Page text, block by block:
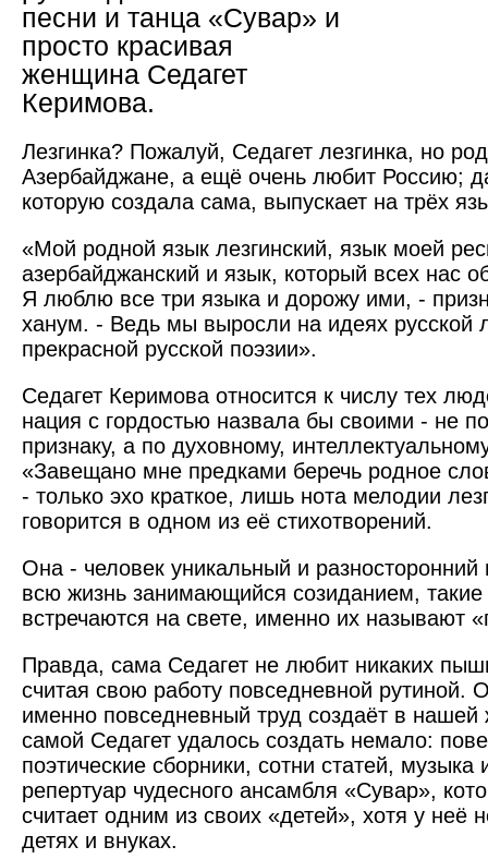
песни и танца «Сувар» и
просто красивая
женщина Седагет
Керимова.
Лезгинка? Пожалуй, Седагет лезгинка, но
Азербайджане, а ещё очень любит Россию;
которую создала сама, выпускает на трёх
«Мой родной язык лезгинский, язык моей
азербайджанский и язык, который всех нас
Я люблю все три языка и дорожу ими, -
ханум. - Ведь мы выросли на идеях русской
прекрасной русской поэзии».
Седагет Керимова относится к числу тех
нация с гордостью назвала бы своими - не
признаку, а по духовному,
«Завещано мне предками беречь родное
- только эхо краткое, лишь нота мелодии
говорится в одном из её стихотворений.
Она - человек уникальный и разносторонний
всю жизнь занимающийся созиданием,
встречаются на свете, именно их называют
Правда, сама Седагет не любит никаких
считая свою работу повседневной рутиной.
именно повседневный труд создаёт в
самой Седагет удалось создать немало:
поэтические сборники, сотни статей,
репертуар чудесного ансамбля «Сувар»,
считает одним из своих «детей», хотя у неё
детях и внуках.